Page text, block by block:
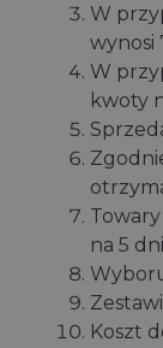
W
wynosi
W
kwoty
na 5
Koszt